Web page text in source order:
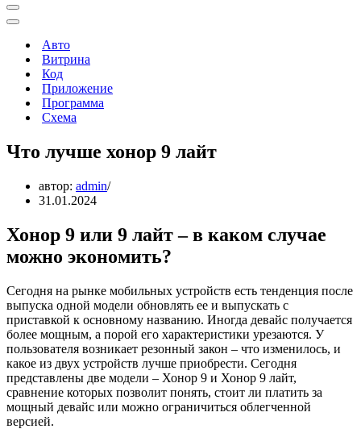
Меню
навигации
Меню
навигацииАвто
Витрина
Код
Приложение
Программа
Схема
Что лучше хонор 9 лайт
автор: admin
31.01.2024
Хонор 9 или 9 лайт – в каком случае
можно экономить?
Сегодня на рынке мобильных устройств есть тенденция после
выпуска одной модели обновлять ее и выпускать с
приставкой к основному названию. Иногда девайс получается
более мощным, а порой его характеристики урезаются. У
пользователя возникает резонный закон – что изменилось, и
какое из двух устройств лучше приобрести. Сегодня
представлены две модели – Хонор 9 и Хонор 9 лайт,
сравнение которых позволит понять, стоит ли платить за
мощный девайс или можно ограничиться облегченной
версией.